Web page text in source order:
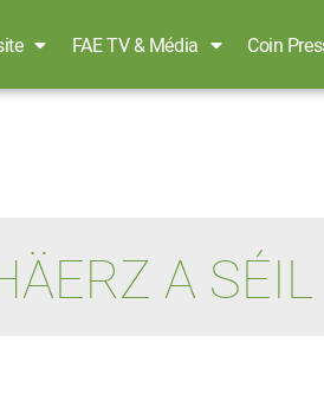
FAE TV & Média Coin
A SÉIL